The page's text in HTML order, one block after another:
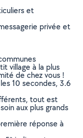
et
privée et
village à la plus
de chez vous !
10 secondes, 3.6
tout est
aux plus grands
réponse à